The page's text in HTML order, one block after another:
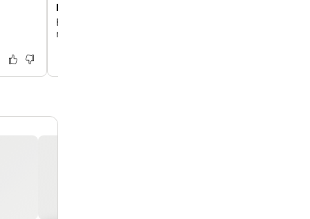
Barrio San Benito para explorar a pie
Explora la zona segura y perfecta para pasear de San
muchos restaurantes, cafeterías y tiendas a solo un